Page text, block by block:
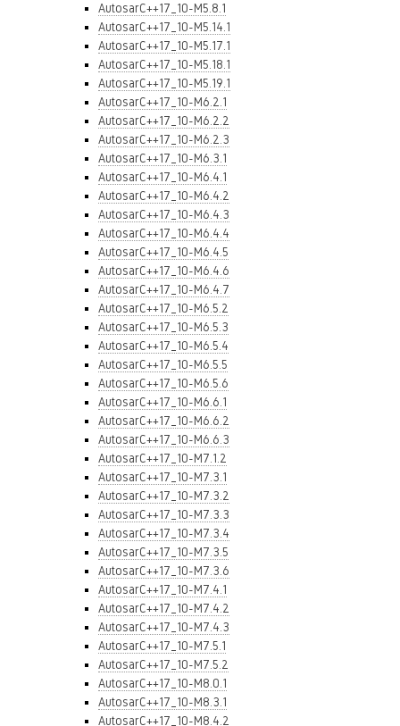
AutosarC++17_10-M5.8.1
AutosarC++17_10-M5.14.1
AutosarC++17_10-M5.17.1
AutosarC++17_10-M5.18.1
AutosarC++17_10-M5.19.1
AutosarC++17_10-M6.2.1
AutosarC++17_10-M6.2.2
AutosarC++17_10-M6.2.3
AutosarC++17_10-M6.3.1
AutosarC++17_10-M6.4.1
AutosarC++17_10-M6.4.2
AutosarC++17_10-M6.4.3
AutosarC++17_10-M6.4.4
AutosarC++17_10-M6.4.5
AutosarC++17_10-M6.4.6
AutosarC++17_10-M6.4.7
AutosarC++17_10-M6.5.2
AutosarC++17_10-M6.5.3
AutosarC++17_10-M6.5.4
AutosarC++17_10-M6.5.5
AutosarC++17_10-M6.5.6
AutosarC++17_10-M6.6.1
AutosarC++17_10-M6.6.2
AutosarC++17_10-M6.6.3
AutosarC++17_10-M7.1.2
AutosarC++17_10-M7.3.1
AutosarC++17_10-M7.3.2
AutosarC++17_10-M7.3.3
AutosarC++17_10-M7.3.4
AutosarC++17_10-M7.3.5
AutosarC++17_10-M7.3.6
AutosarC++17_10-M7.4.1
AutosarC++17_10-M7.4.2
AutosarC++17_10-M7.4.3
AutosarC++17_10-M7.5.1
AutosarC++17_10-M7.5.2
AutosarC++17_10-M8.0.1
AutosarC++17_10-M8.3.1
AutosarC++17_10-M8.4.2